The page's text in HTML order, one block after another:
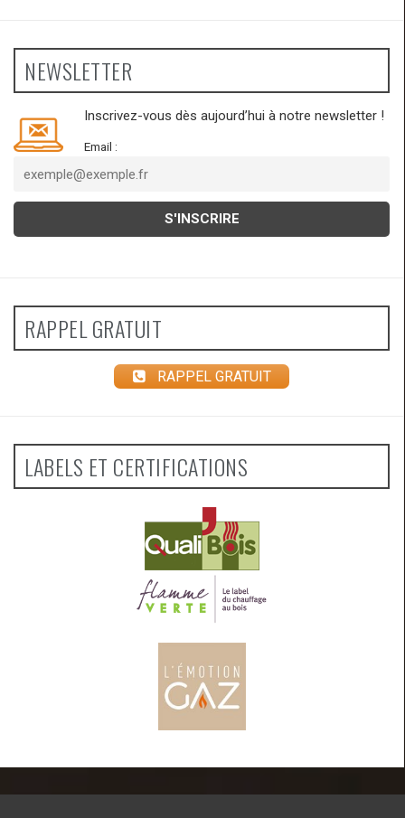
NEWSLETTER
Inscrivez-vous dès aujourd’hui à notre newsletter !
Email :
RAPPEL GRATUIT
RAPPEL GRATUIT
LABELS ET CERTIFICATIONS